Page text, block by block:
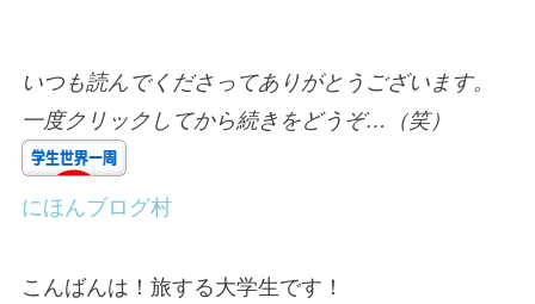
いつも読んでくださってありがとうございます。
一度クリックしてから続きをどうぞ…（笑）
にほんブログ村
こんばんは！旅する大学生です！